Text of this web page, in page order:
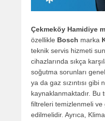
Çekmeköy Hamidiye
özellikle Bosch marka
teknik servis hizmeti
cihazlarında sıkça
soğutma sorunları
ya da gaz sızıntısı gibi
kaynaklanmaktadır. Bu
filtreleri temizlenmeli
edilmelidir. Ayrıca,